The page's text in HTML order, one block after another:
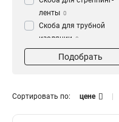
ленты 0
Скоба для трубной
изоляции
0
Подобрать
Сортировать по: цене